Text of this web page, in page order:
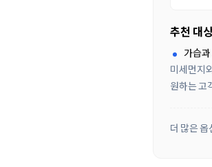
추천 대
가습
미세먼지
원하는 고
더 많은